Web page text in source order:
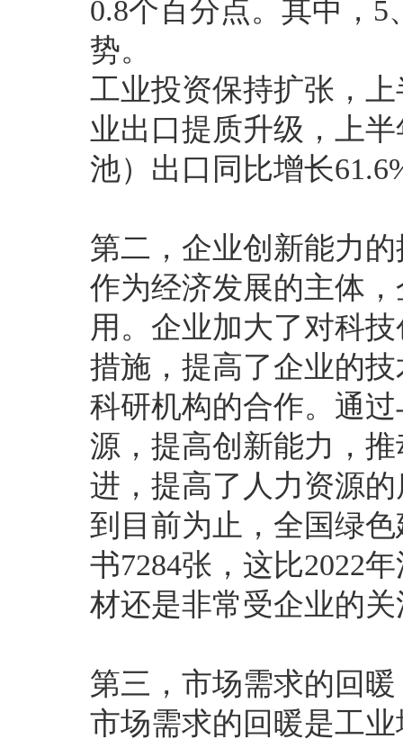
0.8个百分点。其中，5
势。
工业投资保持扩张，
业出口提质升级，上
池）出口同比增长
第二，企业创新能力
作为经济发展的主体
用。企业加大了对科
措施，提高了企业的
科研机构的合作。通
源，提高创新能力，
进，提高了人力资源
到目前为止，全国绿
书7284张，这比2022
材还是非常受企业的
第三，市场需求的回暖
市场需求的回暖是工